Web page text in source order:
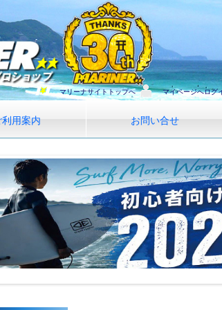
マリーナサイトトップへ マイページへログ
利用案内 お問い合せ